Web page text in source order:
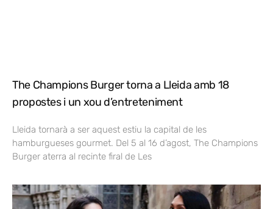
The Champions Burger torna a Lleida amb 18
propostes i un xou d’entreteniment
Lleida tornarà a ser aquest estiu la capital de les
hamburgueses gourmet. Del 5 al 16 d’agost, The Champions
Burger aterra al recinte firal de Les